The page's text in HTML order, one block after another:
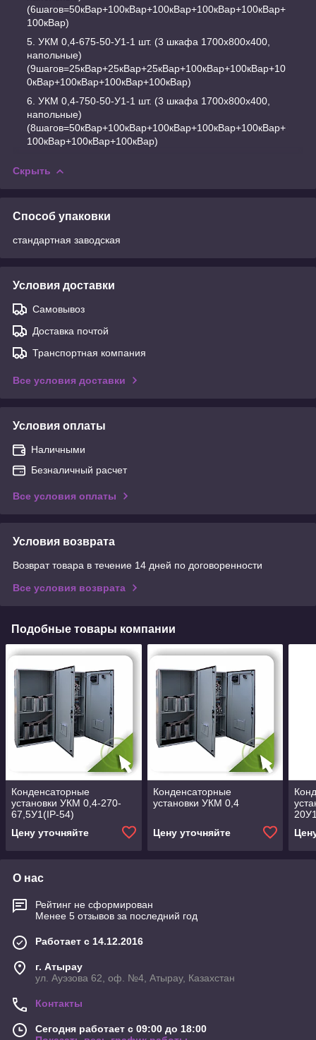
(6шагов=50кВар+100кВар+100кВар+100кВар+100кВар+
100кВар)
УКМ 0,4-675-50-У1-1 шт. (3 шкафа 1700х800х400,
напольные)
(9шагов=25кВар+25кВар+25кВар+100кВар+100кВар+10
0кВар+100кВар+100кВар+100кВар)
УКМ 0,4-750-50-У1-1 шт. (3 шкафа 1700х800х400,
напольные)
(8шагов=50кВар+100кВар+100кВар+100кВар+100кВар+
100кВар+100кВар+100кВар)
Скрыть
Способ упаковки
стандартная заводская
Условия доставки
Самовывоз
Доставка почтой
Транспортная компания
Все условия доставки
Условия оплаты
Наличными
Безналичный расчет
Все условия оплаты
Условия возврата
Возврат товара в течение 14 дней по договоренности
Все условия возврата
Подобные товары компании
Конденсаторные
установки УКМ 0,4-270-
67,5У1(IP-54)
Цену уточняйте
Конденсаторные
установки УКМ 0,4
Цену уточняйте
О нас
Рейтинг не сформирован
Менее 5 отзывов за последний год
Работает с 14.12.2016
г. Атырау
ул. Ауэзова 62, оф. №4, Атырау, Казахстан
Контакты
Сегодня работает с 09:00 до 18:00